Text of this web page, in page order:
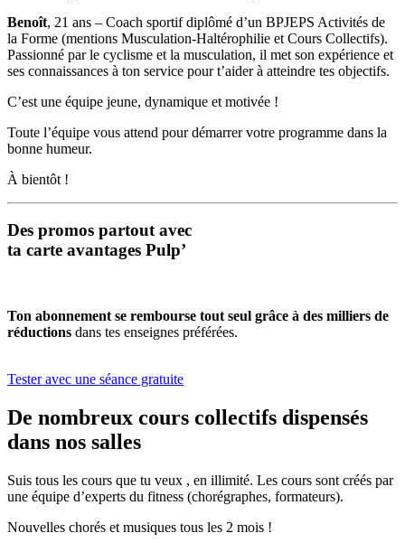
Benoît, 21 ans – Coach sportif diplômé d’un BPJEPS Activités de
la Forme (mentions Musculation-Haltérophilie et Cours Collectifs).
Passionné par le cyclisme et la musculation, il met son expérience et
ses connaissances à ton service pour t’aider à atteindre tes objectifs.
C’est une équipe jeune, dynamique et motivée !
Toute l’équipe vous attend pour démarrer votre programme dans la
bonne humeur.
À bientôt !
Des promos partout avec
ta carte avantages Pulp’
Ton abonnement se rembourse tout seul grâce à des milliers de
réductions dans tes enseignes préférées.
Tester avec une séance gratuite
De nombreux cours collectifs dispensés
dans nos salles
Suis tous les cours que tu veux , en illimité. Les cours sont créés par
une équipe d’experts du fitness (chorégraphes, formateurs).
Nouvelles chorés et musiques tous les 2 mois !